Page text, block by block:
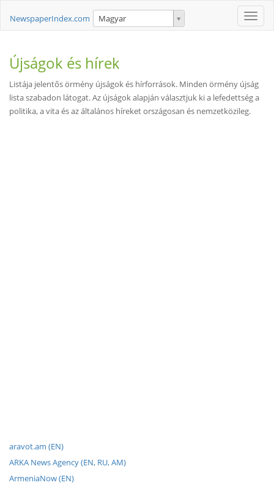
Toggle
NewspaperIndex.com Magyar
Újságok és hírek
Listája jelentős örmény újságok és hírforrások. Minden örmény újság
lista szabadon látogat. Az újságok alapján választjuk ki a lefedettség a
politika, a vita és az általános híreket országosan és nemzetközileg.
aravot.am (EN)
ARKA News Agency (EN, RU, AM)
ArmeniaNow (EN)